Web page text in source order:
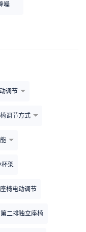
噪
调节
调节方式
杯架
椅电动调节
第二排独立座椅